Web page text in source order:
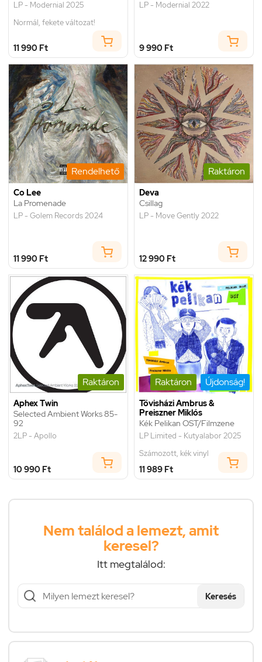
LP - Modernial 2025
Normál, fekete változat!
11 990 Ft
LP - Modernial 2022
9 990 Ft
Rendelhető
Co Lee
La Promenade
LP - Golem Records 2024
11 990 Ft
Raktáron
Deva
Csillag
LP - Move Gently 2022
12 990 Ft
Raktáron
Aphex Twin
Selected Ambient Works 85-
92
2LP - Apollo
10 990 Ft
Raktáron Újdonság!
Tövisházi Ambrus &
Preiszner Miklós
Kék Pelikan OST/Filmzene
LP Limited - Kutyalabor 2025
Számozott, kék vinyl
11 989 Ft
Nem találod a lemezt, amit
keresel?
Itt megtalálod:
Keresés